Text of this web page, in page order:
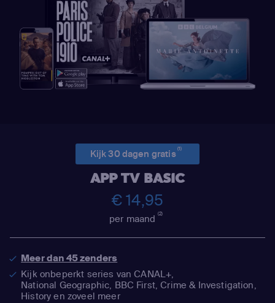
Kijk 30 dagen gratis(1)
APP TV BASIC
€ 14,95
per maand(2)
Meer dan 45 zenders
Kijk onbeperkt series van CANAL+,
National Geographic, BBC First, Crime & Investigation,
History en zoveel meer